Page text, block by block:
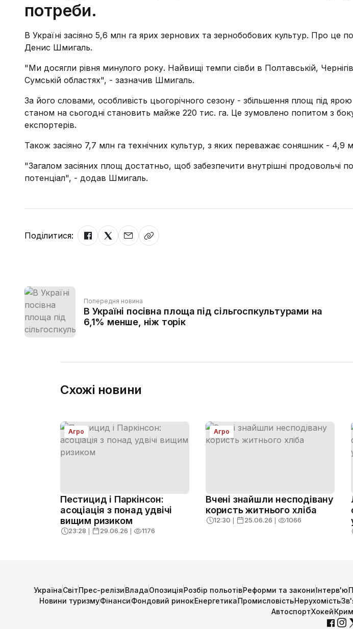
потреби.
В Україні засіяно 5,6 млн га ярих зернових та зернобобових культур. Про це
Денис Шмигаль.
"Ми досягли рівня минулого року. Найвищі темпи сівби в Полтавській,
Сумській областях", - зазначив Шмигаль.
За його словами, особливість цьогорічного сезону - збільшення площ під
станом на сьогодні становить майже 220 тис. га. Це зумовлено попитом з
експортерів.
Також засіяно 7,7 млн га технічних культур, з яких переважає соняшник - 4,9
"Загалом засіяних площ достатньо, щоб забезпечити внутрішні продовольчі
потенціал", - додав Шмигаль.
Поділитися:
Попередня новина
В Україні посівна площа під сільгоспкультурами на
6,1% менше, ніж торік
Схожі новини
Агро
Пестицид і Паркінсон:
асоціація з понад удвічі
вищим ризиком
23:28 ❘ 29.06.26 ❘ 1176
Агро
Вчені знайшли несподівану
користь житнього хліба
12:30 ❘ 25.06.26 ❘ 1066
УкраїнаСвітПрес-релізиВладаОпозиціяРозбір польотівРеформи та закониІнтерв'ю
Новини туризмуФінансиФондовий ринокЕнергетикаПромисловістьНерухомість
АвтоспортХокейКрим